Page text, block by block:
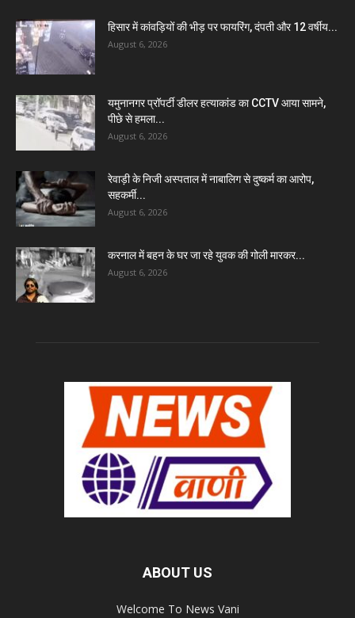
हिसार में कांवड़ियों की भीड़ पर फायरिंग, दंपती और 12 वर्षीय...
August 6, 2026
यमुनानगर प्रॉपर्टी डीलर हत्याकांड का CCTV आया सामने,
पीछे से हमला...
August 6, 2026
रेवाड़ी के निजी अस्पताल में नाबालिग से दुष्कर्म का आरोप,
सहकर्मी...
August 6, 2026
करनाल में बहन के घर जा रहे युवक की गोली मारकर...
August 6, 2026
ABOUT US
Welcome To News Vani